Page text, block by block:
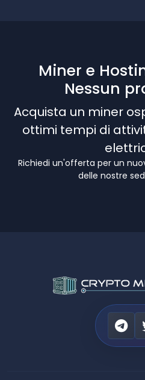
Miner e
Nessun
Acquista un miner
ottimi tempi di
Richiedi un'offerta per un
delle nostre